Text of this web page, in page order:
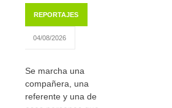
REPORTAJES
04/08/2026
Se marcha una
compañera, una
referente y una de